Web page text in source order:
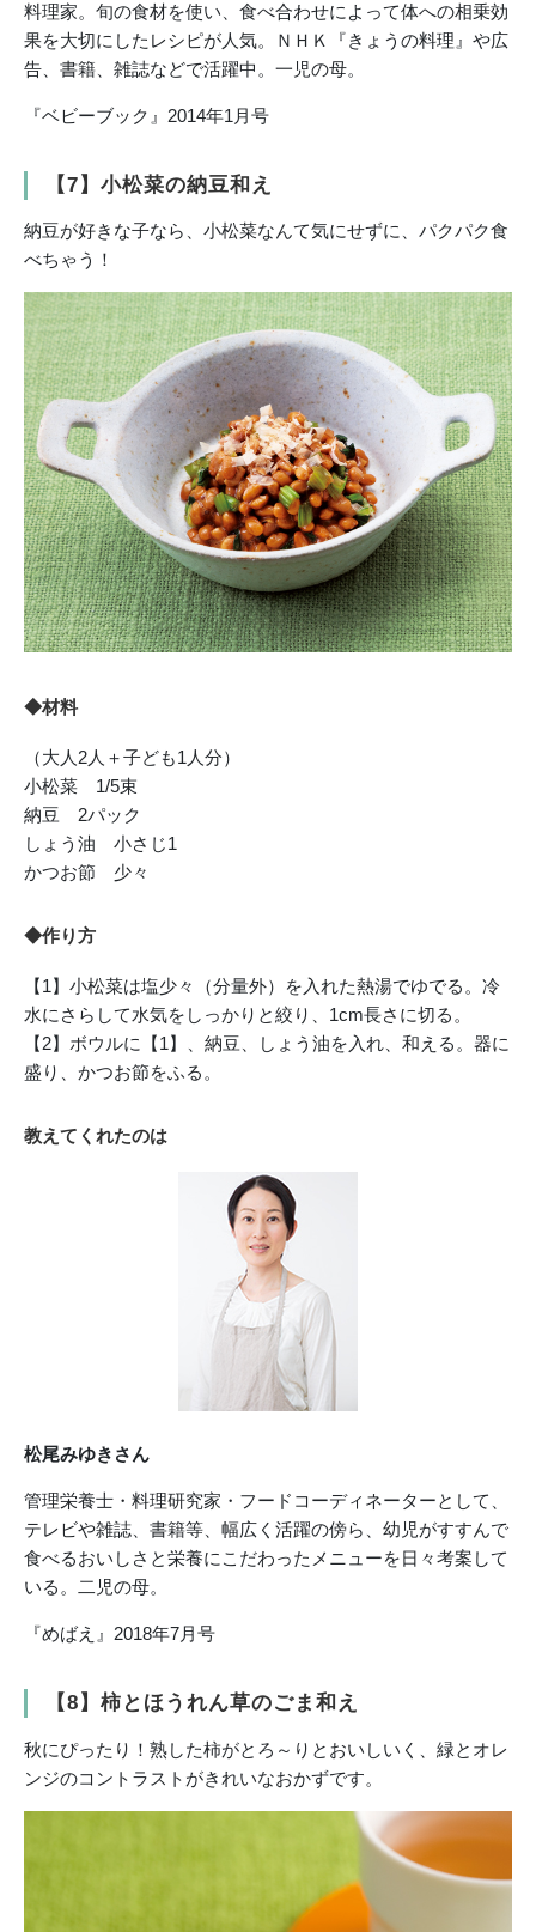
料理家。旬の食材を使い、食べ合わせによって体への相乗効
果を大切にしたレシピが人気。ＮＨＫ『きょうの料理』や広
告、書籍、雑誌などで活躍中。一児の母。
『ベビーブック』2014年1月号
【7】小松菜の納豆和え
納豆が好きな子なら、小松菜なんて気にせずに、パクパク食
べちゃう！
◆材料
（大人2人＋子ども1人分）
小松菜 1/5束
納豆 2パック
しょう油 小さじ1
かつお節 少々
◆作り方
【1】小松菜は塩少々（分量外）を入れた熱湯でゆでる。冷
水にさらして水気をしっかりと絞り、1cm長さに切る。
【2】ボウルに【1】、納豆、しょう油を入れ、和える。器に
盛り、かつお節をふる。
教えてくれたのは
松尾みゆきさん
管理栄養士・料理研究家・フードコーディネーターとして、
テレビや雑誌、書籍等、幅広く活躍の傍ら、幼児がすすんで
食べるおいしさと栄養にこだわったメニューを日々考案して
いる。二児の母。
『めばえ』2018年7月号
【8】柿とほうれん草のごま和え
秋にぴったり！熟した柿がとろ～りとおいしいく、緑とオレ
ンジのコントラストがきれいなおかずです。